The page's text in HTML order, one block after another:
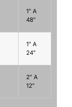
1″ A
48″
1″ A
24″
2″ A
12″